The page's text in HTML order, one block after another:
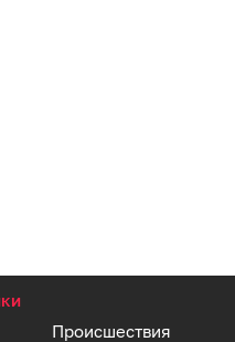
Происшествия